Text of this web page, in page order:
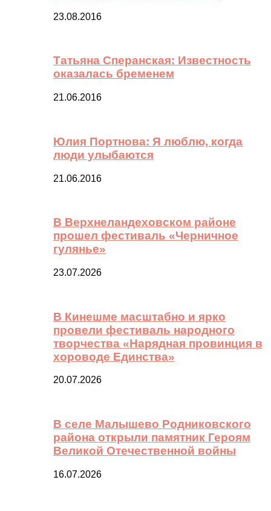
23.08.2016
Татьяна Сперанская: Известность
оказалась бременем
21.06.2016
Юлия Портнова: Я люблю, когда
люди улыбаются
21.06.2016
В Верхнеландеховском районе
прошел фестиваль «Черничное
гулянье»
23.07.2026
В Кинешме масштабно и ярко
провели фестиваль народного
творчества «Нарядная провинция в
хороводе Единства»
20.07.2026
В селе Малышево Родниковского
района открыли памятник Героям
Великой Отечественной войны
16.07.2026